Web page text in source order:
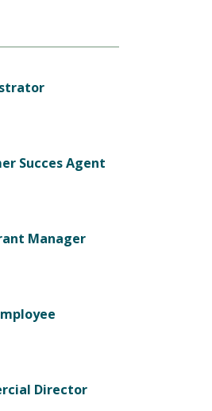
Succes Agent
Manager
Director